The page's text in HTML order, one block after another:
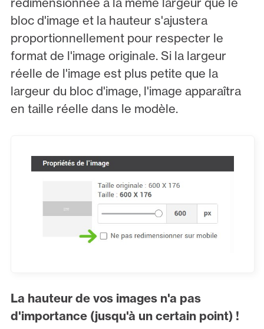
bloc d'image et la hauteur s'ajustera
proportionnellement pour respecter le
format de l'image originale. Si la largeur
réelle de l'image est plus petite que la
largeur du bloc d'image, l'image apparaîtra
en taille réelle dans le modèle.
La hauteur de vos images n'a pas
d'importance (jusqu'à un certain point) !